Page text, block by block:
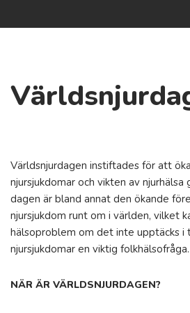
Världsnjurdagen instiftades för att
njursjukdomar och vikten av
dagen är bland annat den ökande
njursjukdom runt om i världen, vilket
hälsoproblem om det inte upptäcks i
njursjukdomar en viktig folkhälsofråga.
NÄR ÄR VÄRLDSNJURDAGEN?